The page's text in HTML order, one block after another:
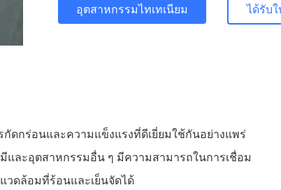
อุตสาหกรรมไทเทเนียม ได้รับ
ดกร่อนและความแข็งแรงที่ดีเยี่ยมใช้กันอย่างแพร่
ละอุตสาหกรรมอื่น ๆ มีความสามารถในการเชื่อม
ดล้อมที่ร้อนและเย็นจัดได้